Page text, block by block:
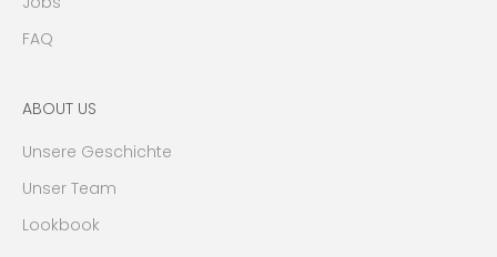
FAQ
ABOUT US
Unsere Geschichte
Unser Team
Lookbook